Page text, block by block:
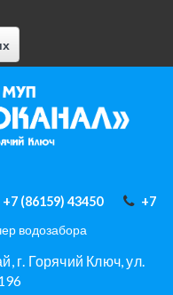
+7 (86159) 43450
+7
водозабора
г. Горячий Ключ, ул.